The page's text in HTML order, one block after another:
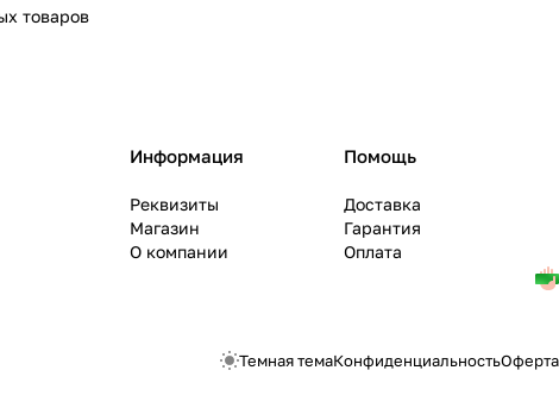
товаров
Информация
Реквизиты
Магазин
О компании
Помощь
Доставка
Гарантия
Оплата
Темная темаКонфиденциальностьОферта